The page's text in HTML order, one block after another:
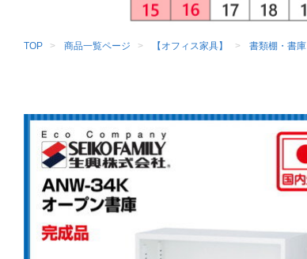
TOP 商品一覧ページ 【オフィス家具】 書類棚・書庫